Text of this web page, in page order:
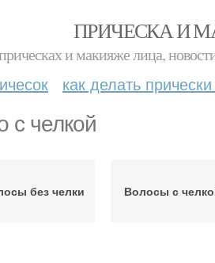
ПРИЧЕСКА И
и макияже лица,
как делать
с челкой
без челки Волосы с